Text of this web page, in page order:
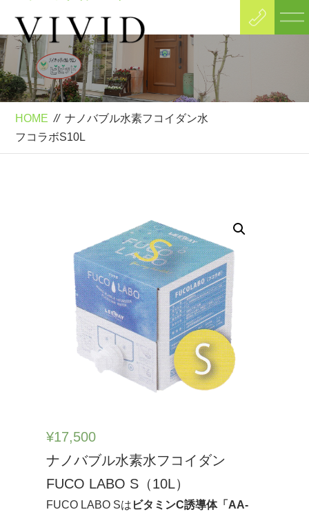
Product
ナノバブル水素フコイダン水
フコラボS10L
HOME // ナノバブル水素フコイダン水
フコラボS10L
¥17,500
ナノバブル水素水フコイダン
FUCO LABO S（10L）
FUCO LABO Sは ビタミンC誘導体「AA-